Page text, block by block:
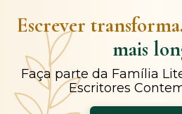
Escrever transforma.
mais
Faça parte da Família
Escritores